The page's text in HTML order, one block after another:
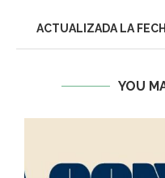
ACTUALIZADA LA
YOU